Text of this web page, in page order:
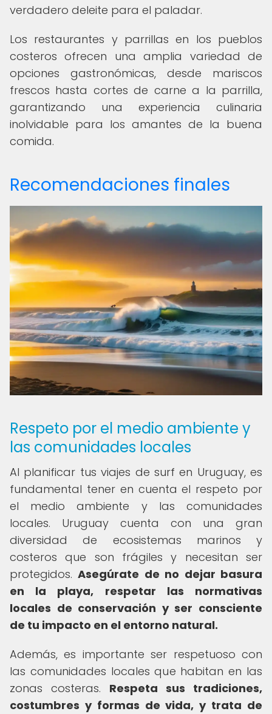
verdadero deleite para el paladar.
Los restaurantes y parrillas en los pueblos
costeros ofrecen una amplia variedad de
opciones gastronómicas, desde mariscos
frescos hasta cortes de carne a la parrilla,
garantizando una experiencia culinaria
inolvidable para los amantes de la buena
comida.
Recomendaciones finales
Respeto por el medio ambiente y
las comunidades locales
Al planificar tus viajes de surf en Uruguay, es
fundamental tener en cuenta el respeto por
el medio ambiente y las comunidades
locales. Uruguay cuenta con una gran
diversidad de ecosistemas marinos y
costeros que son frágiles y necesitan ser
protegidos.Asegúrate de no dejar basura
en la playa, respetar las normativas
locales de conservación y ser consciente
de tu impacto en el entorno natural.
Además, es importante ser respetuoso con
las comunidades locales que habitan en las
zonas costeras. Respeta sus tradiciones,
costumbres y formas de vida, y trata de